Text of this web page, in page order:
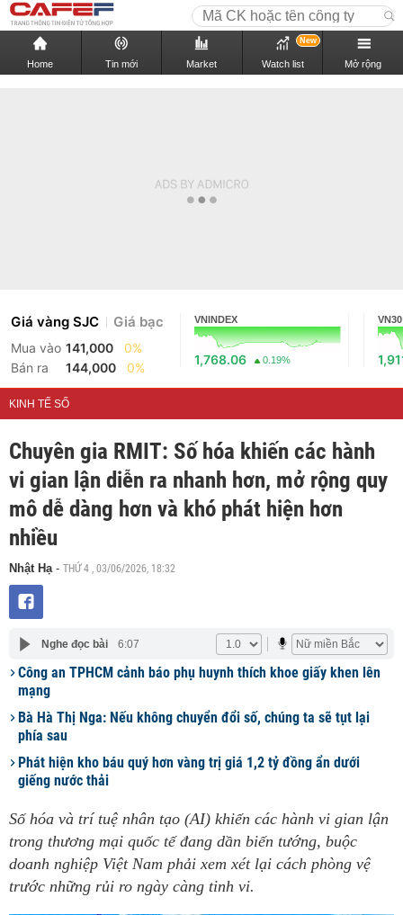
Home Tin mới Market Watch list
New
Mở rộng
Giá vàng SJC Giá bạc
Mua vào 141,000
0%
Bán ra
144,000 0%
VNINDEX
1,768.06 0.19%
VN30
KINH TẾ SỐ
Chuyên gia RMIT: Số hóa khiến các hành
vi gian lận diễn ra nhanh hơn, mở rộng quy
mô dễ dàng hơn và khó phát hiện hơn
nhiều
Nhật Hạ- THỨ 4 , 03/06/2026, 18:32
Nghe đọc bài 6:07
Công an TPHCM cảnh báo phụ huynh thích khoe giấy khen lên
mạng
Bà Hà Thị Nga: Nếu không chuyển đổi số, chúng ta sẽ tụt lại
phía sau
Phát hiện kho báu quý hơn vàng trị giá 1,2 tỷ đồng ẩn dưới
giếng nước thải
Số hóa và trí tuệ nhân tạo (AI) khiến các hành vi gian lận
trong thương mại quốc tế đang dần biến tướng, buộc
doanh nghiệp Việt Nam phải xem xét lại cách phòng vệ
trước những rủi ro ngày càng tinh vi.